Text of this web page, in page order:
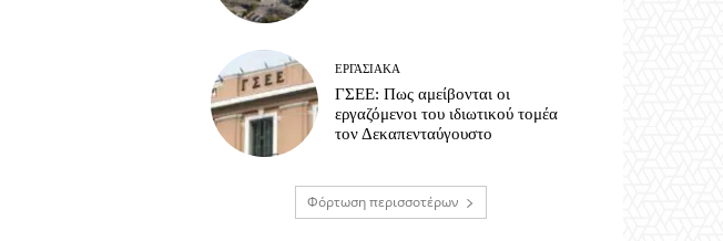
ΕΡΓΑΣΙΑΚΆ
ΓΣΕΕ: Πως αμείβονται οι
εργαζόμενοι του ιδιωτικού τομέα
τον Δεκαπενταύγουστο
Φόρτωση περισσοτέρων